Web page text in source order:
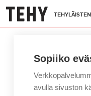
Hyppää
pääsisältöön
Sopiiko
avulla sivuston